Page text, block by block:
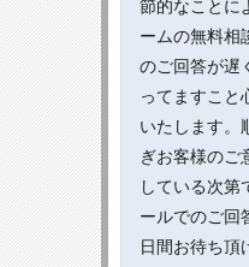
節的なことに
ームの無料相
のご回答が遅
ってますこと
いたします。
ぎお客様のご
している次第
ールでのご回
日間お待ち頂